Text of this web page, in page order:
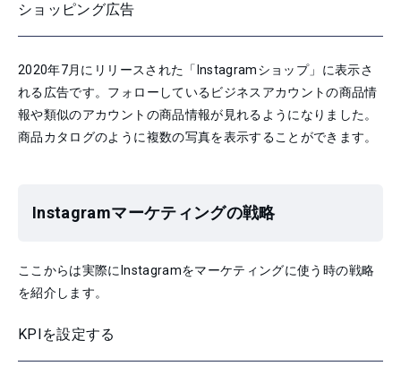
ショッピング広告
2020年7月にリリースされた「Instagramショップ」に表示さ
れる広告です。フォローしているビジネスアカウントの商品情
報や類似のアカウントの商品情報が見れるようになりました。
商品カタログのように複数の写真を表示することができます。
Instagramマーケティングの戦略
ここからは実際にInstagramをマーケティングに使う時の戦略
を紹介します。
KPIを設定する